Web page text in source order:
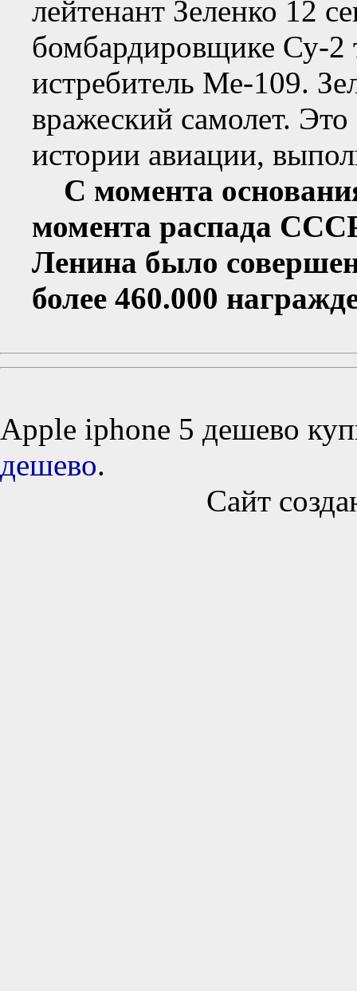
лейтенант Зеленко 12
бомбардировщике Су-2
истребитель Ме-109.
вражеский самолет.
истории авиации,
С момента
момента распада
Ленина было
более 460.000
Apple iphone 5 дешево
дешево.
Сайт